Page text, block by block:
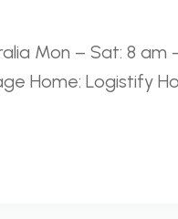
Mon – Sat: 8 am
Home: Logistify